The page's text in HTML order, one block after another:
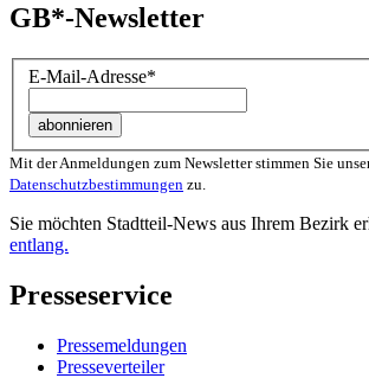
GB*-Newsletter
E-Mail-Adresse*
Mit der Anmeldungen zum Newsletter stimmen Sie
Datenschutzbestimmungen zu.
Sie möchten Stadtteil-News aus Ihrem Bezirk
entlang.
Presseservice
Pressemeldungen
Presseverteiler